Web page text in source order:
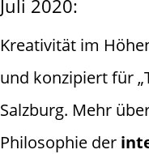
Juli 2020:
Kreativität im
und konzipiert für
Salzburg. Mehr
Philosophie der